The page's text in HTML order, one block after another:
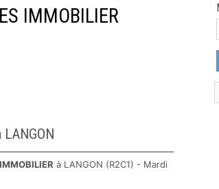
IMMOBILIER
à LANGON (R2C1) - Mardi